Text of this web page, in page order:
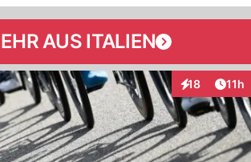
AUS ITALIEN
18
Interaktionen
11h